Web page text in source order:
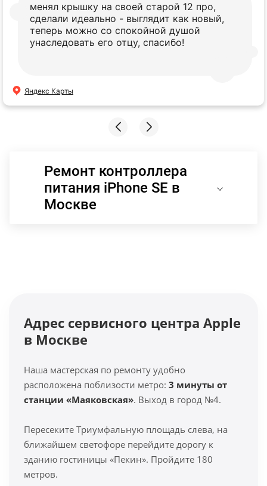
менял крышку на своей старой 12 про,
сделали идеально - выглядит как новый,
теперь можно со спокойной душой
унаследовать его отцу, спасибо!
Яндекс Карты
Ремонт контроллера
питания iPhone SE в
Москве
Адрес сервисного центра Apple
в Москве
Наша мастерская по ремонту удобно
расположена поблизости метро: 3 минуты от
станции «Маяковская». Выход в город №4.
Пересеките Триумфальную площадь слева, на
ближайшем светофоре перейдите дорогу к
зданию гостиницы «Пекин». Пройдите 180
метров.